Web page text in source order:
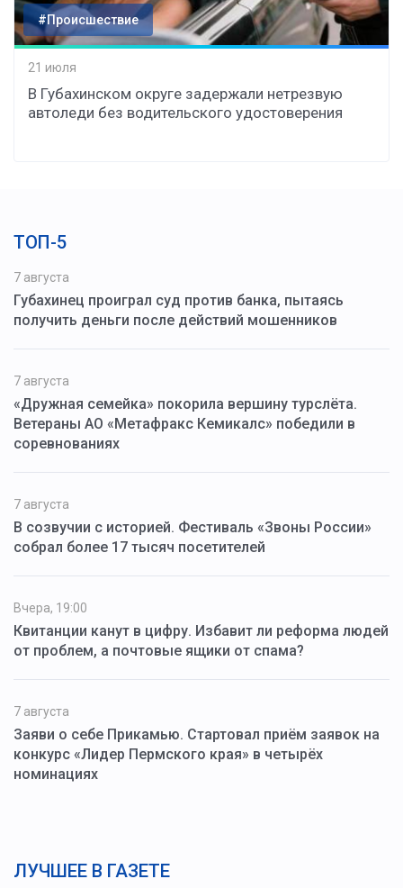
#Происшествие
21 июля
В Губахинском округе задержали нетрезвую
автоледи без водительского удостоверения
ТОП-5
7 августа
Губахинец проиграл суд против банка, пытаясь
получить деньги после действий мошенников
7 августа
«Дружная семейка» покорила вершину турслёта.
Ветераны АО «Метафракс Кемикалс» победили в
соревнованиях
7 августа
В созвучии с историей. Фестиваль «Звоны России»
собрал более 17 тысяч посетителей
Вчера, 19:00
Квитанции канут в цифру. Избавит ли реформа людей
от проблем, а почтовые ящики от спама?
7 августа
Заяви о себе Прикамью. Стартовал приём заявок на
конкурс «Лидер Пермского края» в четырёх
номинациях
ЛУЧШЕЕ В ГАЗЕТЕ